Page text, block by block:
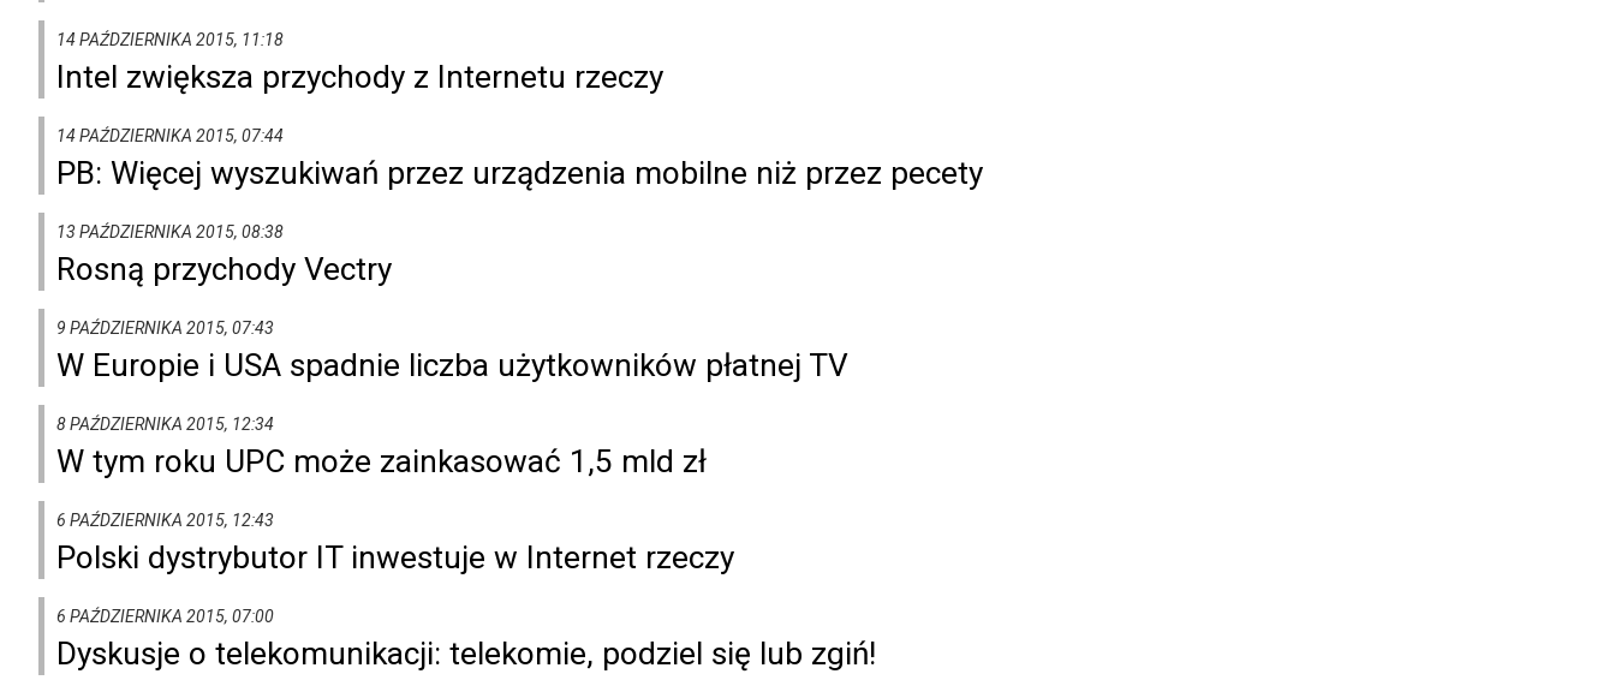
14 PAŹDZIERNIKA 2015, 11:18
Intel zwiększa przychody z Internetu rzeczy
14 PAŹDZIERNIKA 2015, 07:44
PB: Więcej wyszukiwań przez urządzenia mobilne niż przez pecety
13 PAŹDZIERNIKA 2015, 08:38
Rosną przychody Vectry
9 PAŹDZIERNIKA 2015, 07:43
W Europie i USA spadnie liczba użytkowników płatnej TV
8 PAŹDZIERNIKA 2015, 12:34
W tym roku UPC może zainkasować 1,5 mld zł
6 PAŹDZIERNIKA 2015, 12:43
Polski dystrybutor IT inwestuje w Internet rzeczy
6 PAŹDZIERNIKA 2015, 07:00
Dyskusje o telekomunikacji: telekomie, podziel się lub zgiń!